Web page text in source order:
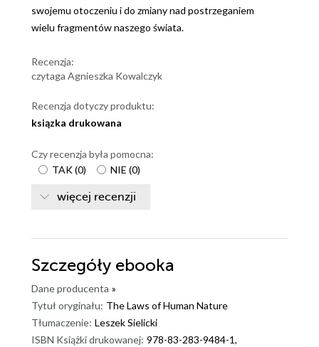
swojemu otoczeniu i do zmiany nad postrzeganiem
wielu fragmentów naszego świata.
Recenzja:
czytaga Agnieszka Kowalczyk
Recenzja dotyczy produktu:
ksiązka drukowana
Czy recenzja była pomocna:
TAK(0) NIE (0)
więcej recenzji
Szczegóły ebooka
Dane producenta »
Tytuł oryginału: The Laws of Human Nature
Tłumaczenie: Leszek Sielicki
ISBN Książki drukowanej: 978-83-283-9484-1,